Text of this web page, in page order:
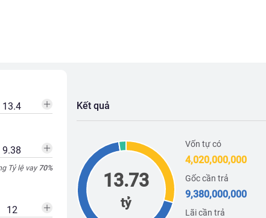
Tỷ lệ vay70%
Kết quả
13.73
tỷ
Vốn tự có
4,020,000,000
Gốc cần trả
9,380,000,000
Lãi cần trả